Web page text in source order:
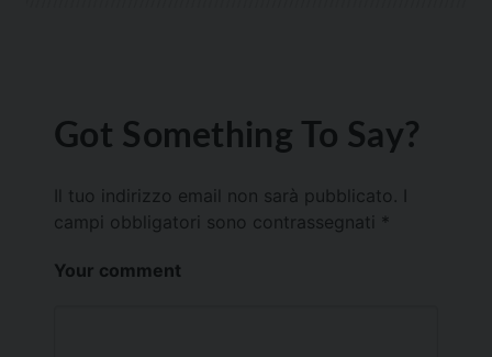
Got Something To Say?
Il tuo indirizzo email non sarà pubblicato.
campi obbligatori sono contrassegnati *
Your comment